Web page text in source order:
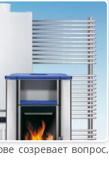
созревает вопрос,